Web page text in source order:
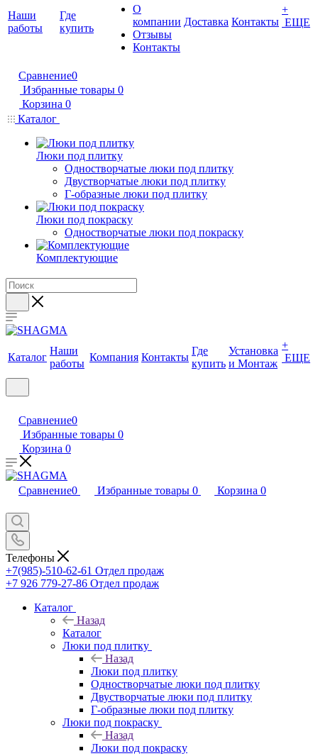
Наши
работы
Где
купить
О
компании
Отзывы
Контакты
Доставка Контакты
+
ЕЩЕ
Сравнение0
Избранные товары 0
Корзина 0
Каталог
Люки под плитку
Одностворчатые люки под плитку
Двустворчатые люки под плитку
Г-образные люки под плитку
Люки под покраску
Одностворчатые люки под покраску
Комплектующие
Каталог
Наши
работы
Компания Контакты
Где
купить
Установка
и Монтаж
+
ЕЩЕ
Сравнение0
Избранные товары 0
Корзина 0
Сравнение0 Избранные товары 0 Корзина 0
Телефоны
+7(985)-510-62-61 Отдел продаж
‪+7 926 779-27-86‬ Отдел продаж
Каталог
Назад
Каталог
Люки под плитку
Назад
Люки под плитку
Одностворчатые люки под плитку
Двустворчатые люки под плитку
Г-образные люки под плитку
Люки под покраску
Назад
Люки под покраску